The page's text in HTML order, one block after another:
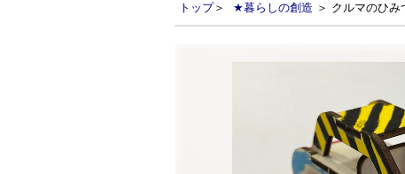
トップ＞ ★暮らしの創造 ＞ クルマのひ